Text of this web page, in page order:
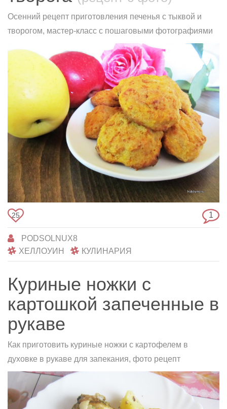
Осенний рецепт приготовления печенья с тыквой и
творогом, мастер-класс с пошаговыми фотографиями
25 1
PODSOLNUX8
ХЕЛЛОУИН
КУЛИНАРИЯ
Куриные ножки с
картошкой запеченные в
рукаве
Как приготовить куриные ножки с картофелем в
духовке в рукаве для запекания, фото рецепт